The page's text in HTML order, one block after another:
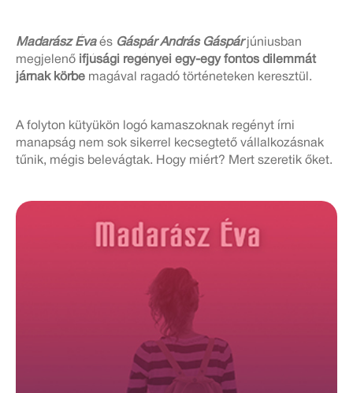
Madarász Évaés Gáspár András Gáspárjúniusban
megjelenő ifjúsági regényei egy-egy fontos dilemmát
járnak körbe magával ragadó történeteken keresztül.
A folyton kütyükön logó kamaszoknak regényt írni
manapság nem sok sikerrel kecsegtető vállalkozásnak
tűnik, mégis belevágtak. Hogy miért? Mert szeretik őket.